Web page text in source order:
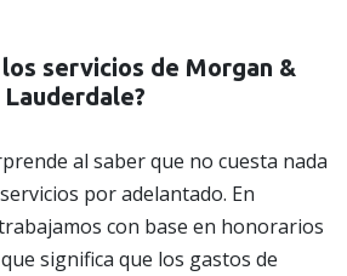
servicios de Morgan &
al saber que no cuesta nada
por adelantado. En
con base en honorarios
significa que los gastos de